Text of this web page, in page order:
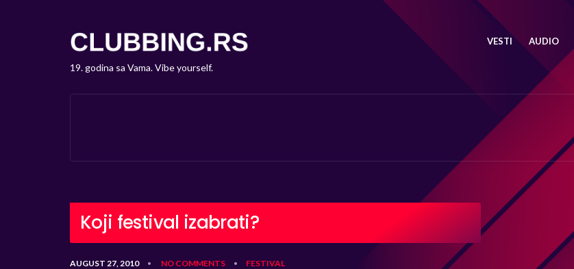
19. godina sa Vama. Vibe yourself.
VESTI AUDIO
Koji festival izabrati?
AUGUST 27, 2010 • NO COMMENTS • FESTIVAL